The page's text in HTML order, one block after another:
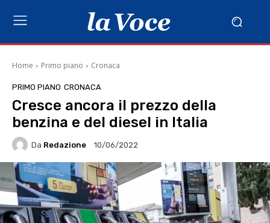
Home Primo piano Cronaca
PRIMO PIANO CRONACA
Cresce ancora il prezzo della
benzina e del diesel in Italia
Da Redazione 10/06/2022